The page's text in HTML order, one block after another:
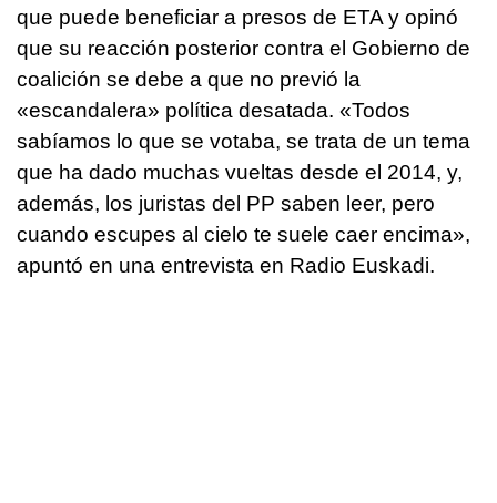
que puede beneficiar a presos de ETA y opinó
que su reacción posterior contra el Gobierno de
coalición se debe a que no previó la
«escandalera» política desatada. «Todos
sabíamos lo que se votaba, se trata de un tema
que ha dado muchas vueltas desde el 2014, y,
además, los juristas del PP saben leer, pero
cuando escupes al cielo te suele caer encima»,
apuntó en una entrevista en Radio Euskadi.